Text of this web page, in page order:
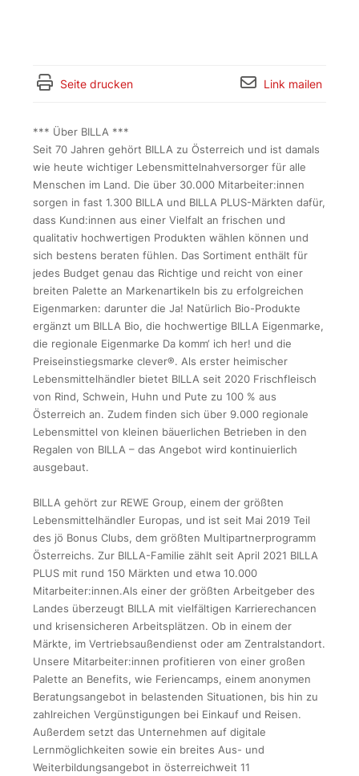
Seite drucken Link mailen
*** Über BILLA ***
Seit 70 Jahren gehört BILLA zu Österreich und ist damals
wie heute wichtiger Lebensmittelnahversorger für alle
Menschen im Land. Die über 30.000 Mitarbeiter:innen
sorgen in fast 1.300 BILLA und BILLA PLUS-Märkten dafür,
dass Kund:innen aus einer Vielfalt an frischen und
qualitativ hochwertigen Produkten wählen können und
sich bestens beraten fühlen. Das Sortiment enthält für
jedes Budget genau das Richtige und reicht von einer
breiten Palette an Markenartikeln bis zu erfolgreichen
Eigenmarken: darunter die Ja! Natürlich Bio-Produkte
ergänzt um BILLA Bio, die hochwertige BILLA Eigenmarke,
die regionale Eigenmarke Da komm‘ ich her! und die
Preiseinstiegsmarke clever®. Als erster heimischer
Lebensmittelhändler bietet BILLA seit 2020 Frischfleisch
von Rind, Schwein, Huhn und Pute zu 100 % aus
Österreich an. Zudem finden sich über 9.000 regionale
Lebensmittel von kleinen bäuerlichen Betrieben in den
Regalen von BILLA – das Angebot wird kontinuierlich
ausgebaut.
BILLA gehört zur REWE Group, einem der größten
Lebensmittelhändler Europas, und ist seit Mai 2019 Teil
des jö Bonus Clubs, dem größten Multipartnerprogramm
Österreichs. Zur BILLA-Familie zählt seit April 2021 BILLA
PLUS mit rund 150 Märkten und etwa 10.000
Mitarbeiter:innen.Als einer der größten Arbeitgeber des
Landes überzeugt BILLA mit vielfältigen Karrierechancen
und krisensicheren Arbeitsplätzen. Ob in einem der
Märkte, im Vertriebsaußendienst oder am Zentralstandort.
Unsere Mitarbeiter:innen profitieren von einer großen
Palette an Benefits, wie Feriencamps, einem anonymen
Beratungsangebot in belastenden Situationen, bis hin zu
zahlreichen Vergünstigungen bei Einkauf und Reisen.
Außerdem setzt das Unternehmen auf digitale
Lernmöglichkeiten sowie ein breites Aus- und
Weiterbildungsangebot in österreichweit 11